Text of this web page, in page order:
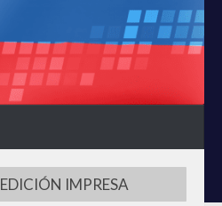
EDICIÓN IMPRESA